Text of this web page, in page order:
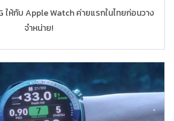
ให้กับ Apple Watch ค่ายแรกในไทยก่อนวาง
จำหน่าย!